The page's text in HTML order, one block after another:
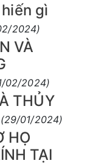
gì
2024)
VÀ
02/2024)
THỦY
(29/01/2024)
HỌ
TẠI